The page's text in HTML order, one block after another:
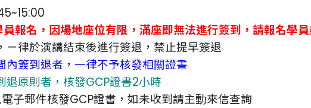
報名，因場地座位有限，滿座即無法進行簽到，請報名學
ㄧ律於演講結束後進行簽退，禁止提早簽退
內簽到退者，一律不予核發相關證書
退原則者，核發GCP證書2小時
子郵件核發GCP證書，如未收到請主動來信查詢